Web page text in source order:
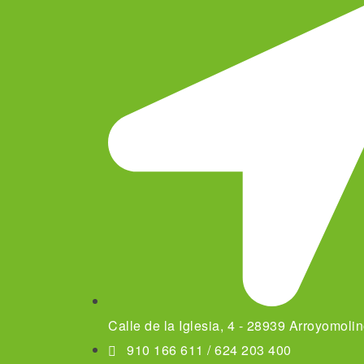
Calle de la Iglesia, 4 - 28939
910 166 611 / 624 203 400